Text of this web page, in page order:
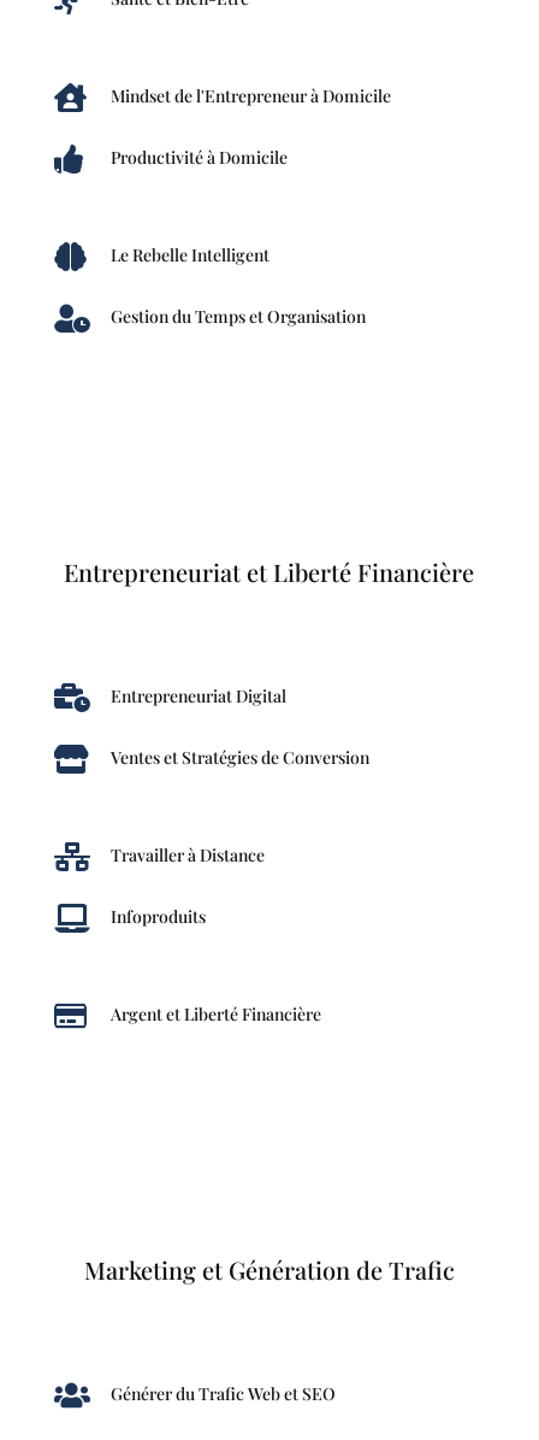
 Mindset de l'Entrepreneur à Domicile
 Productivité à Domicile
 Le Rebelle Intelligent
 Gestion du Temps et Organisation
Entrepreneuriat et Liberté Financière
 Entrepreneuriat Digital
 Ventes et Stratégies de Conversion
 Travailler à Distance
 Infoproduits
 Argent et Liberté Financière
Marketing et Génération de Trafic
 Générer du Trafic Web et SEO